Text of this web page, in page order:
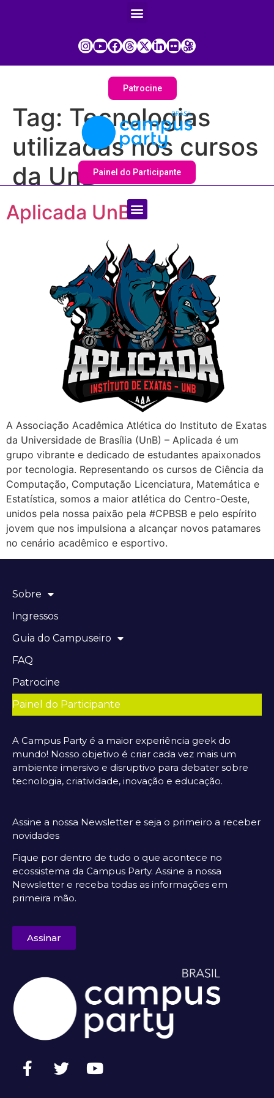
Patrocine
Painel do Participante
Tag: Tecnologias
utilizadas nos cursos
da UnB
Aplicada UnB
A Associação Acadêmica Atlética do Instituto de Exatas
da Universidade de Brasília (UnB) – Aplicada é um
grupo vibrante e dedicado de estudantes apaixonados
por tecnologia. Representando os cursos de Ciência da
Computação, Computação Licenciatura, Matemática e
Estatística, somos a maior atlética do Centro-Oeste,
unidos pela nossa paixão pela #CPBSB e pelo espírito
jovem que nos impulsiona a alcançar novos patamares
no cenário acadêmico e esportivo.
Sobre
Ingressos
Guia do Campuseiro
FAQ
Patrocine
Painel do Participante
A Campus Party é a maior experiência geek do
mundo! Nosso objetivo é criar cada vez mais um
ambiente imersivo e disruptivo para debater sobre
tecnologia, criatividade, inovação e educação.
Assine a nossa Newsletter e seja o primeiro a receber
novidades
Fique por dentro de tudo o que acontece no
ecossistema da Campus Party. Assine a nossa
Newsletter e receba todas as informações em
primeira mão.
Assinar